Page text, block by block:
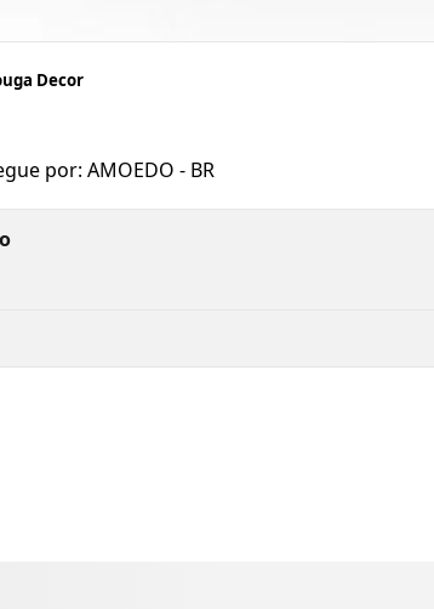
Decor
por: AMOEDO - BR